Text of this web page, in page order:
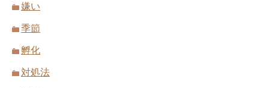
嫌い
季節
孵化
対処法